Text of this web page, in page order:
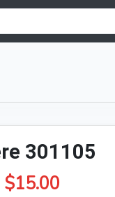
301105
$15.00